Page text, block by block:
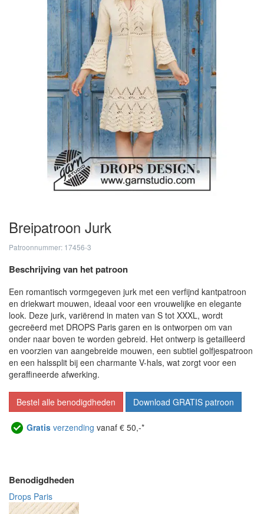
Breipatroon Jurk
Patroonnummer: 17456-3
Beschrijving van het patroon
Een romantisch vormgegeven jurk met een verfijnd kantpatroon
en driekwart mouwen, ideaal voor een vrouwelijke en elegante
look. Deze jurk, variërend in maten van S tot XXXL, wordt
gecreëerd met DROPS Paris garen en is ontworpen om van
onder naar boven te worden gebreid. Het ontwerp is getailleerd
en voorzien van aangebreide mouwen, een subtiel golfjespatroon
en een halssplit bij een charmante V-hals, wat zorgt voor een
geraffineerde afwerking.
Bestel alle benodigdheden Download GRATIS patroon
Gratis verzending vanaf € 50,-*
Benodigdheden
Drops Paris